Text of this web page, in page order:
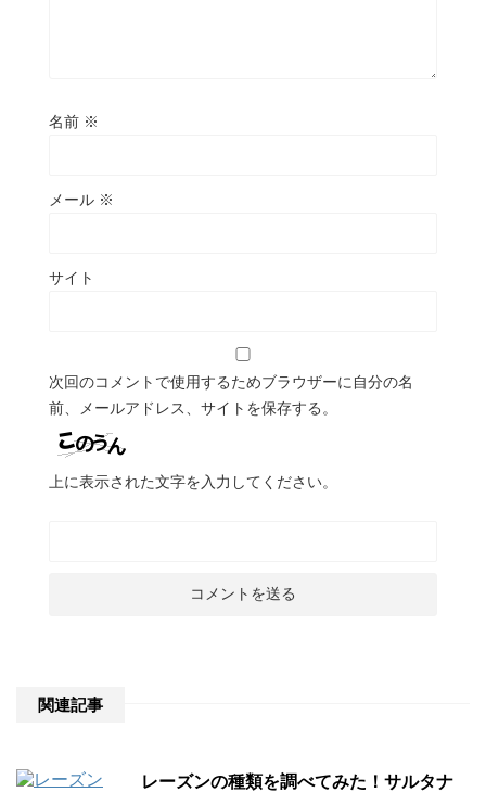
名前 ※
メール ※
サイト
次回のコメントで使用するためブラウザーに自分の名
前、メールアドレス、サイトを保存する。
上に表示された文字を入力してください。
関連記事
レーズンの種類を調べてみた！サルタナ